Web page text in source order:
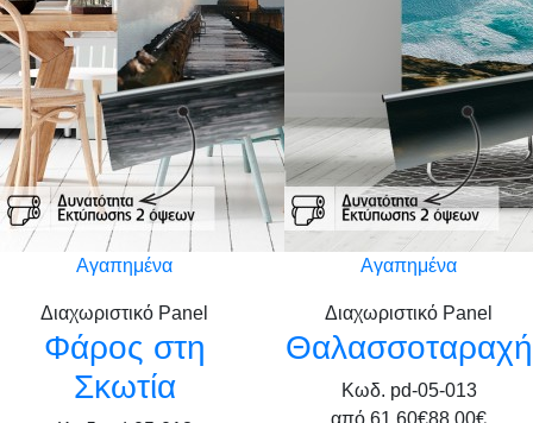
Αγαπημένα
Διαχωριστικό Panel
Φάρος στη
Σκωτία
Αγαπημένα
Διαχωριστικό Panel
Θαλασσοταραχή
Κωδ. pd-05-013
από 61,60€88,00€